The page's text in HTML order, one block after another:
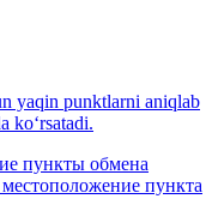
yaqin punktlarni aniqlab
ko‘rsatadi.
пункты обмена
пункта